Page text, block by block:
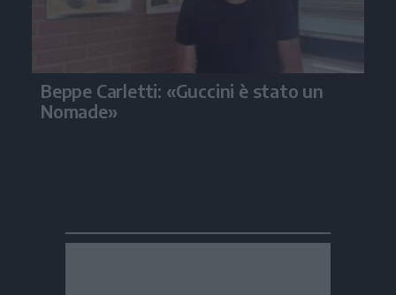
Beppe Carletti: «Guccini è stato un
Nomade»